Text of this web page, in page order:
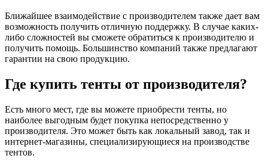
Ближайшее взаимодействие с производителем также дает вам
возможность получить отличную поддержку. В случае каких-
либо сложностей вы сможете обратиться к производителю и
получить помощь. Большинство компаний также предлагают
гарантии на свою продукцию.
Где купить тенты от производителя?
Есть много мест, где вы можете приобрести тенты, но
наиболее выгодным будет покупка непосредственно у
производителя. Это может быть как локальный завод, так и
интернет-магазины, специализирующиеся на производстве
тентов.